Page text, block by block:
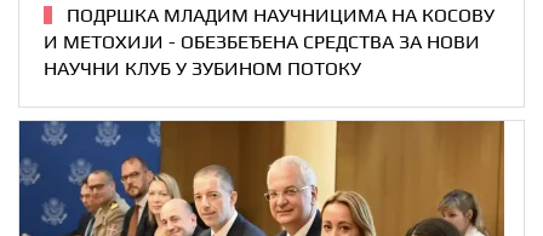
ПОДРШКА МЛАДИМ НАУЧНИЦИМА НА КОСОВУ
И МЕТОХИЈИ - ОБЕЗБЕЂЕНА СРЕДСТВА ЗА НОВИ
НАУЧНИ КЛУБ У ЗУБИНОМ ПОТОКУ